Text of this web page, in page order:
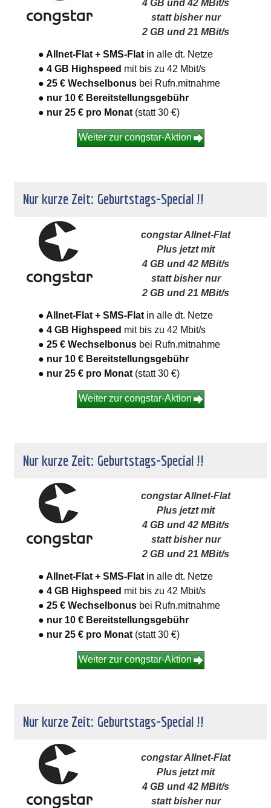
4 GB und 42 MBit/s
statt bisher nur
2 GB und 21 MBit/s
● Allnet-Flat + SMS-Flat in alle dt. Netze
● 4 GB Highspeed mit bis zu 42 Mbit/s
● 25 € Wechselbonus bei Rufn.mitnahme
● nur 10 € Bereitstellungsgebühr
● nur 25 € pro Monat (statt 30 €)
Weiter zur congstar-Aktion
Nur kurze Zeit: Geburtstags-Special !!
congstar Allnet-Flat
Plus jetzt mit
4 GB und 42 MBit/s
statt bisher nur
2 GB und 21 MBit/s
● Allnet-Flat + SMS-Flat in alle dt. Netze
● 4 GB Highspeed mit bis zu 42 Mbit/s
● 25 € Wechselbonus bei Rufn.mitnahme
● nur 10 € Bereitstellungsgebühr
● nur 25 € pro Monat (statt 30 €)
Weiter zur congstar-Aktion
Nur kurze Zeit: Geburtstags-Special !!
congstar Allnet-Flat
Plus jetzt mit
4 GB und 42 MBit/s
statt bisher nur
2 GB und 21 MBit/s
● Allnet-Flat + SMS-Flat in alle dt. Netze
● 4 GB Highspeed mit bis zu 42 Mbit/s
● 25 € Wechselbonus bei Rufn.mitnahme
● nur 10 € Bereitstellungsgebühr
● nur 25 € pro Monat (statt 30 €)
Weiter zur congstar-Aktion
Nur kurze Zeit: Geburtstags-Special !!
congstar Allnet-Flat
Plus jetzt mit
4 GB und 42 MBit/s
statt bisher nur